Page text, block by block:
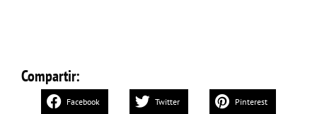
Compartir:
Facebook Twitter Pinterest